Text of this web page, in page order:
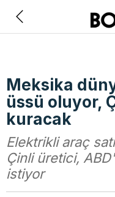
Meksika
üssü oluyor,
kuracak
Elektrikli araç
Çinli üretici,
istiyor